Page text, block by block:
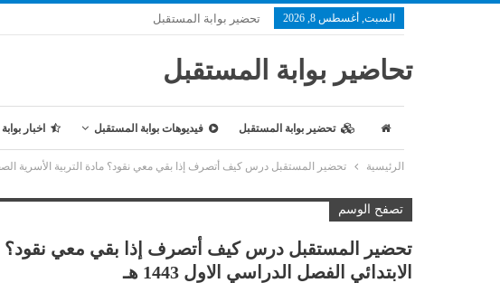
السبت, أغسطس 8, 2026 تحضير بوابة المستقبل
تحاضير بوابة المستقبل
تحضير بوابة المستقبل فيديوهات بوابة المستقبل اخبار
الرئيسية تحضير المستقبل درس كيف أتصرف إذا بقي معي نقود؟ مادة التربية الأسرية الصف
تصفح الوسم
تحضير المستقبل درس كيف أتصرف إذا بقي معي نقود؟
الابتدائي الفصل الدراسي الاول 1443 هـ